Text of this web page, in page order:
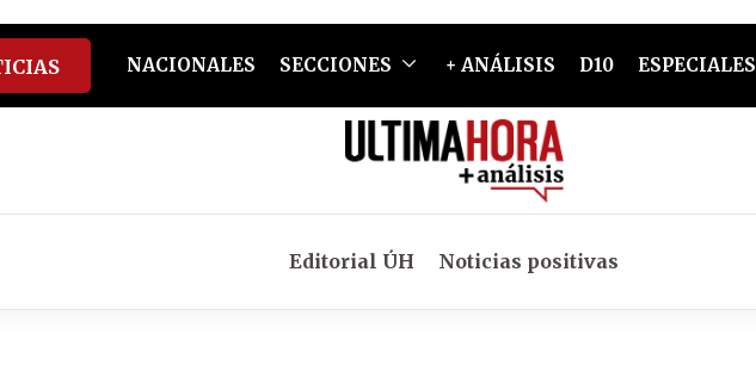
NACIONALES SECCIONES + ANÁLISIS D10 ESPECIALES
Editorial ÚH Noticias positivas